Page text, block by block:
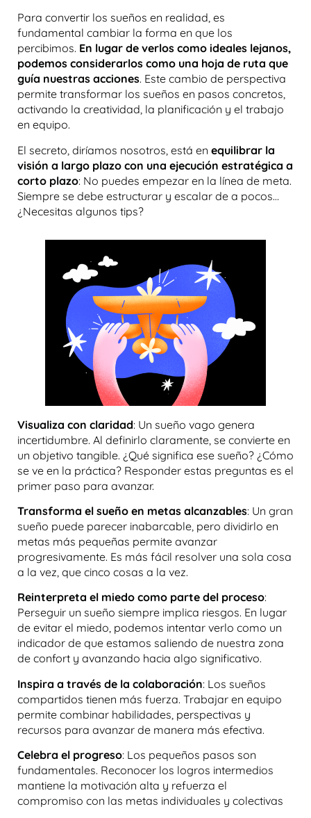
Para convertir los sueños en realidad, es
fundamental cambiar la forma en que los
percibimos. En lugar de verlos como ideales lejanos,
podemos considerarlos como una hoja de ruta que
guía nuestras acciones. Este cambio de perspectiva
permite transformar los sueños en pasos concretos,
activando la creatividad, la planificación y el trabajo
en equipo.
El secreto, diríamos nosotros, está en equilibrar la
visión a largo plazo con una ejecución estratégica a
corto plazo: No puedes empezar en la línea de meta.
Siempre se debe estructurar y escalar de a pocos…
¿Necesitas algunos tips?
Visualiza con claridad: Un sueño vago genera
incertidumbre. Al definirlo claramente, se convierte en
un objetivo tangible. ¿Qué significa ese sueño? ¿Cómo
se ve en la práctica? Responder estas preguntas es el
primer paso para avanzar.
Transforma el sueño en metas alcanzables: Un gran
sueño puede parecer inabarcable, pero dividirlo en
metas más pequeñas permite avanzar
progresivamente. Es más fácil resolver una sola cosa
a la vez, que cinco cosas a la vez.
Reinterpreta el miedo como parte del proceso:
Perseguir un sueño siempre implica riesgos. En lugar
de evitar el miedo, podemos intentar verlo como un
indicador de que estamos saliendo de nuestra zona
de confort y avanzando hacia algo significativo.
Inspira a través de la colaboración: Los sueños
compartidos tienen más fuerza. Trabajar en equipo
permite combinar habilidades, perspectivas y
recursos para avanzar de manera más efectiva.
Celebra el progreso: Los pequeños pasos son
fundamentales. Reconocer los logros intermedios
mantiene la motivación alta y refuerza el
compromiso con las metas individuales y colectivas